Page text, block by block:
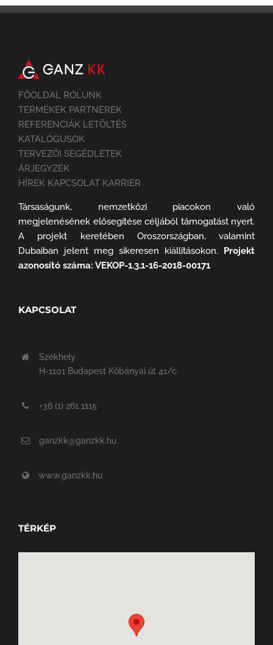
FŐOLDAL RÓLUNK
TERMÉKEK PARTNEREK
REFERENCIÁK LETÖLTÉS
KATALÓGUSOK
TERVEZŐI SEGÉDLETEK
ÁRJEGYZÉK
HÍREK KAPCSOLAT KARRIER
Társaságunk, nemzetközi piacokon való
megjelenésének elősegítése céljából támogatást nyert.
A projekt keretében Oroszországban, valamint
Dubaiban jelent meg sikeresen kiállításokon. Projekt
azonosító száma: VEKOP-1.3.1-16-2018-00171
KAPCSOLAT
Székhely
H-1101 Budapest Kőbányai út 41/c.
+36 (1) 261 1115
ganzkk@ganzkk.hu
www.ganzkk.hu
TÉRKÉP